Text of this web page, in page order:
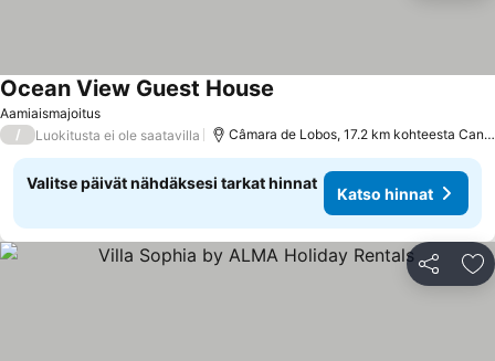
Aamiaismajoitus
Ocean View Guest House
/ Luokitusta ei ole saatavilla Câmara de Lobos, 17.2 km kohteesta Caniço
Valitse päivät nähdäksesi tarkat hinnat
Katso hinnat
Jaa